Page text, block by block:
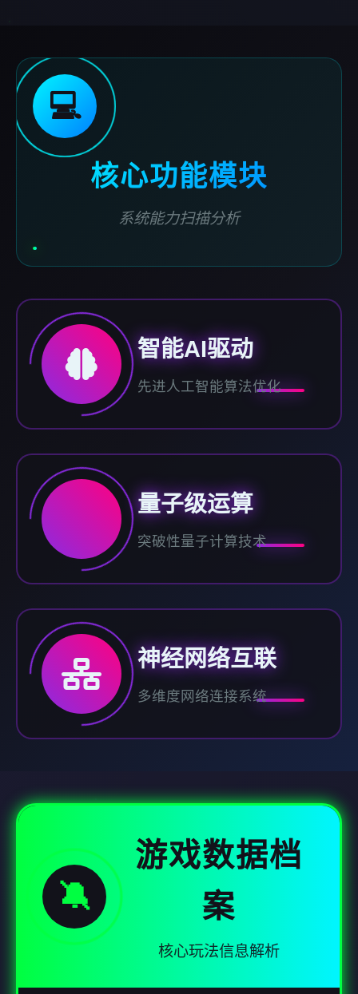
💻
核心功能模块
系统能力扫描分析
智能AI驱动
先进人工智能算法优化
量子级运算
突破性量子计算技术
神经网络互联
多维度网络连接系统
🔕
游戏数据档
案
核心玩法信息解析